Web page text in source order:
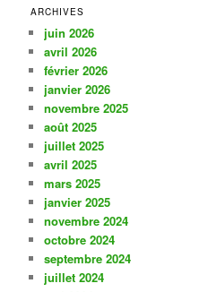
ARCHIVES
juin 2026
avril 2026
février 2026
janvier 2026
novembre 2025
août 2025
juillet 2025
avril 2025
mars 2025
janvier 2025
novembre 2024
octobre 2024
septembre 2024
juillet 2024